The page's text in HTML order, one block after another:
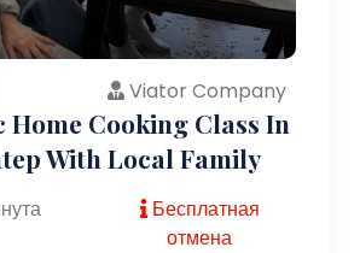
Viator Company
Home Cooking Class In
With Local Family
Бесплатная
отмена